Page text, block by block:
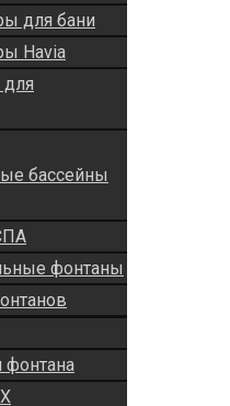
для бани
Havia
бассейны
фонтаны
фонтана